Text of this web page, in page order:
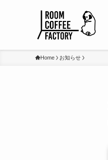
Home お知らせ